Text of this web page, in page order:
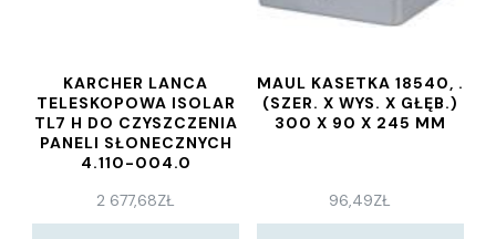
KARCHER LANCA
TELESKOPOWA ISOLAR
TL7 H DO CZYSZCZENIA
PANELI SŁONECZNYCH
4.110-004.0
2 677,68ZŁ
MAUL KASETKA 18540, .
(SZER. X WYS. X GŁĘB.)
300 X 90 X 245 MM
96,49ZŁ